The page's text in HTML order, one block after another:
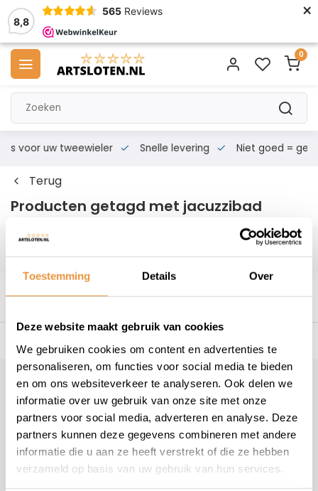
Toestemming Details Over
Deze website maakt gebruik van cookies
We gebruiken cookies om content en advertenties te
personaliseren, om functies voor social media te bieden
en om ons websiteverkeer te analyseren. Ook delen we
informatie over uw gebruik van onze site met onze
partners voor social media, adverteren en analyse. Deze
partners kunnen deze gegevens combineren met andere
informatie die u aan ze heeft verstrekt of die ze hebben
verzameld op basis van uw gebruik van hun services.
8,8
565 Reviews ×
0
voor uw tweewieler Snelle levering Niet goed = geld
Terug
Producten getagd met jacuzzibad
Filters
Klantenservice geopend
Veelgestelde vragen
+31 78 780 2330
info@artsloten.nl